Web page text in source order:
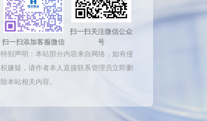
扫一扫添加客服微信
扫一扫关注微信公众
号
特别声明：本站部分内容来自网络，如有侵
权嫌疑，请作者本人直接联系管理员立即删
除本站相关内容。